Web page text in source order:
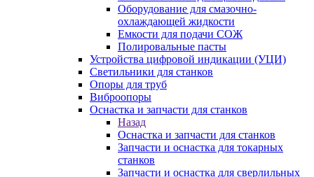
Оборудование для смазочно-
охлаждающей жидкости
Емкости для подачи СОЖ
Полировальные пасты
Устройства цифровой индикации (УЦИ)
Светильники для станков
Опоры для труб
Виброопоры
Оснастка и запчасти для станков
Назад
Оснастка и запчасти для станков
Запчасти и оснастка для токарных
станков
Запчасти и оснастка для сверлильных